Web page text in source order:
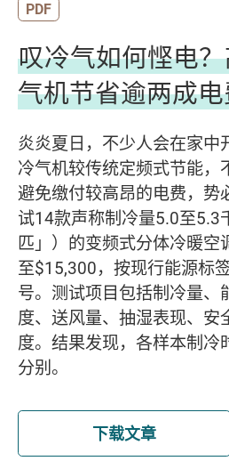
PDF
叹冷气如何悭电
气机节省逾两成电
炎炎夏日，不少人会在家中
冷气机较传统定频式节能，
避免缴付较高昂的电费，势
试14款声称制冷量5.0至5.3
匹」）的变频式分体冷暖空
至$15,300，按现行能源标
号。测试项目包括制冷量、
度、送风量、抽湿表现、安
度。结果发现，各样本制冷
分别。
下载文章